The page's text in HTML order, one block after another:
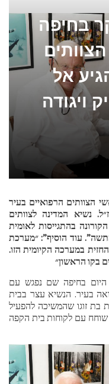
בשטח
כללי המשחק בבריאות הנפש
בחיפה
אל
ויגודה
הצוותים הרפואיים בעיר
נשיא המדינה לצוותים
בהתגייסות לאומית
עוד הוסיף”: ״מערכת
במערכה הקיומית הזו.
בקו הראשון״
היום בחיפה שם נפגש עם
בעיר. הנשיא עצר בבית
בת זוגו שהמשיכה להפעיל
עם לקוחות בית הקפה